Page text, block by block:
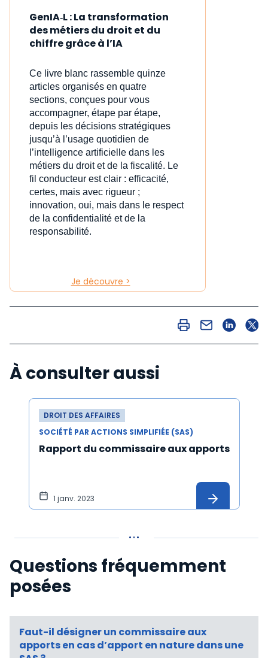
GenIA‑L : La transformation
des métiers du droit et du
chiffre grâce à l’IA
Ce livre blanc rassemble quinze
articles organisés en quatre
sections, conçues pour vous
accompagner, étape par étape,
depuis les décisions stratégiques
jusqu’à l’usage quotidien de
l’intelligence artificielle dans les
métiers du droit et de la fiscalité. Le
fil conducteur est clair : efficacité,
certes, mais avec rigueur ;
innovation, oui, mais dans le respect
de la confidentialité et de la
responsabilité.
Je découvre >
À consulter aussi
DROIT DES AFFAIRES
SOCIÉTÉ PAR ACTIONS SIMPLIFIÉE (SAS)
Rapport du commissaire aux apports
1 janv. 2023
Questions fréquemment
posées
Faut-il désigner un commissaire aux
apports en cas d’apport en nature dans une